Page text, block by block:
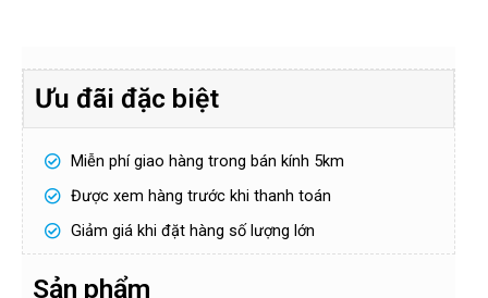
Ưu đãi đặc biệt
Miễn phí giao hàng trong bán kính 5km
Được xem hàng trước khi thanh toán
Giảm giá khi đặt hàng số lượng lớn
Sản phẩm
H
ọ
à
t
ê
n
S
đ
i
n
t
Gửi